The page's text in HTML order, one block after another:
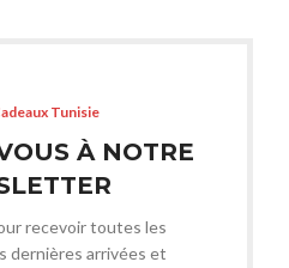
Tunisie
À NOTRE
recevoir toutes les
dernières arrivées et